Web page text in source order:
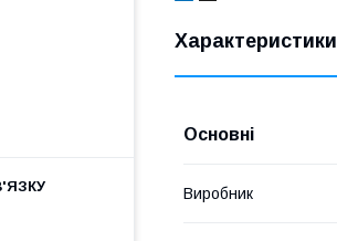
Характеристики
Основні
Виробник